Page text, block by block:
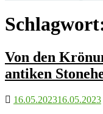
Von den
antiken
16.05.202316.05.2023